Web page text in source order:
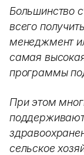
Большинство
всего
менеджмент
самая
программы
При этом
сельское